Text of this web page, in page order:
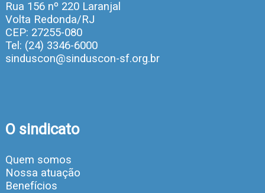
Rua 156 nº 220 Laranjal
Volta Redonda/RJ
CEP: 27255-080
Tel: (24) 3346-6000
sinduscon@sinduscon-sf.org.br
O sindicato
Quem somos
Nossa atuação
Benefícios